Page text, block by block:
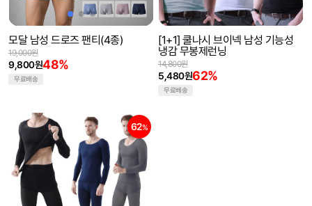
모달 남성 드로즈 팬티(4종)
9,800원48%
19,000원
무료배송
[1+1] 쿨나시 브이넥 남성 기능성
냉감 무봉제런닝
5,480원62%
14,800원
무료배송
62%